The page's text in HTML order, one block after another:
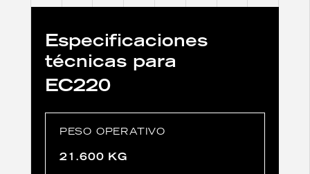
Especificaciones
técnicas para
EC220
PESO OPERATIVO
21.600 KG